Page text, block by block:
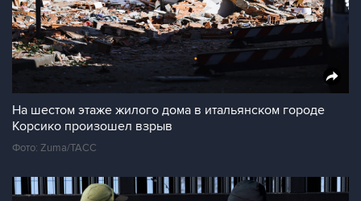
На шестом этаже жилого дома в итальянском городе
Корсико произошел взрыв
Фото: Zuma/ТАСС